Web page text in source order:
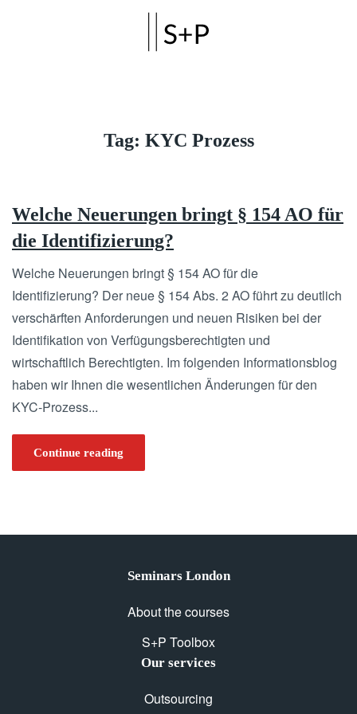
Tag: KYC Prozess
Welche Neuerungen bringt § 154 AO für
die Identifizierung?
Welche Neuerungen bringt § 154 AO für die
Identifizierung? Der neue § 154 Abs. 2 AO führt zu deutlich
verschärften Anforderungen und neuen Risiken bei der
Identifikation von Verfügungsberechtigten und
wirtschaftlich Berechtigten. Im folgenden Informationsblog
haben wir Ihnen die wesentlichen Änderungen für den
KYC-Prozess...
Continue reading
Seminars London
About the courses
S+P Toolbox
Our services
Outsourcing